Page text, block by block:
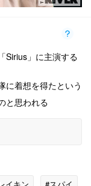
Sirius」に主演する
に着想を得たという
と思われる
イキン
#スパイ